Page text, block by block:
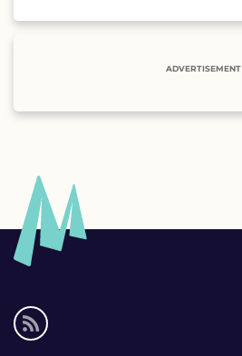
ADVERTISEMENT
Social
media